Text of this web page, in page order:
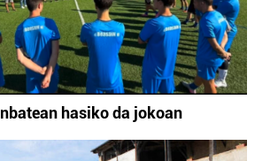
hasiko da jokoan